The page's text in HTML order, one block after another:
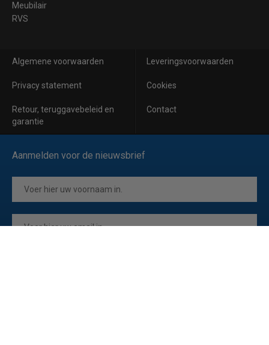
Meubilair
RVS
Algemene voorwaarden Leveringsvoorwaarden
Privacy statement Cookies
Retour, teruggavebeleid en
garantie
Contact
Aanmelden voor de nieuwsbrief